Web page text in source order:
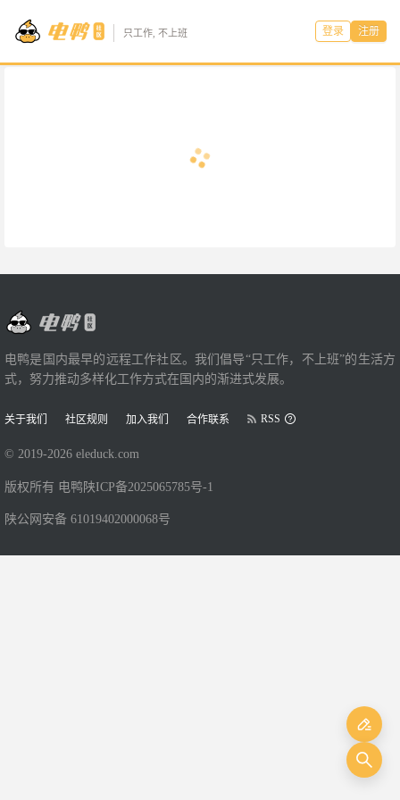
只工作, 不上班 登录 注册
电鸭是国内最早的远程工作社区。我们倡导“只工作，不上班”的生活方
式，努力推动多样化工作方式在国内的渐进式发展。
关于我们 社区规则 加入我们 合作联系 RSS
© 2019-2026 eleduck.com
版权所有 电鸭 陕ICP备2025065785号-1
陕公网安备 61019402000068号